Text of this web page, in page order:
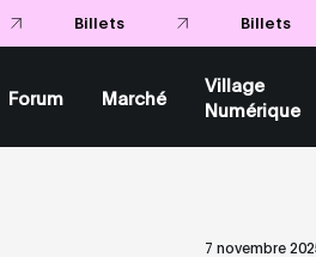
Billets Billets
Forum Marché
Village
Numérique
7 novembre